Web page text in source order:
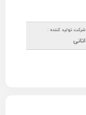
شرکت تولید کننده :
اتانی